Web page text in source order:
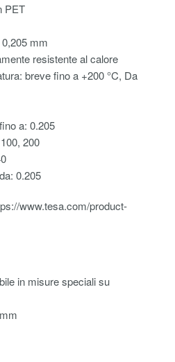
PET
0,205 mm
resistente al calore
breve fino a +200 °C, Da
a: 0.205
100, 200
0.205
www.tesa.com/product-
in misure speciali su